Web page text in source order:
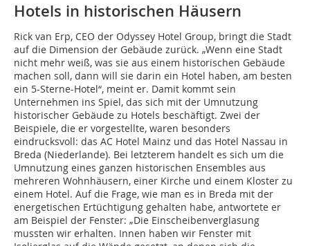
Hotels in historischen Häusern
Rick van Erp, CEO der Odyssey Hotel Group, bringt die Stadt
auf die Dimension der Gebäude zurück. „Wenn eine Stadt
nicht mehr weiß, was sie aus einem historischen Gebäude
machen soll, dann will sie darin ein Hotel haben, am besten
ein 5-Sterne-Hotel“, meint er. Damit kommt sein
Unternehmen ins Spiel, das sich mit der Umnutzung
historischer Gebäude zu Hotels beschäftigt. Zwei der
Beispiele, die er vorgestellte, waren besonders
eindrucksvoll: das AC Hotel Mainz und das Hotel Nassau in
Breda (Niederlande). Bei letzterem handelt es sich um die
Umnutzung eines ganzen historischen Ensembles aus
mehreren Wohnhäusern, einer Kirche und einem Kloster zu
einem Hotel. Auf die Frage, wie man es in Breda mit der
energetischen Ertüchtigung gehalten habe, antwortete er
am Beispiel der Fenster: „Die Einscheibenverglasung
mussten wir erhalten. Innen haben wir Fenster mit